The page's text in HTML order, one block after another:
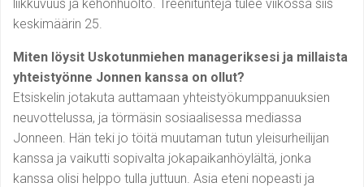
liikkuvuus ja kehonhuolto. Treenitunteja tulee viikossa siis
keskimäärin 25.
Miten löysit Uskotunmiehen manageriksesi ja millaista
yhteistyönne Jonnen kanssa on ollut?
Etsiskelin jotakuta auttamaan yhteistyökumppanuuksien
neuvottelussa, ja törmäsin sosiaalisessa mediassa
Jonneen. Hän teki jo töitä muutaman tutun yleisurheilijan
kanssa ja vaikutti sopivalta jokapaikanhöylältä, jonka
kanssa olisi helppo tulla juttuun. Asia eteni nopeasti ja